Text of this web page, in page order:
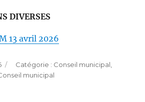
DIVERSES
13 avril 2026
Catégories
Conseil municipal
municipal